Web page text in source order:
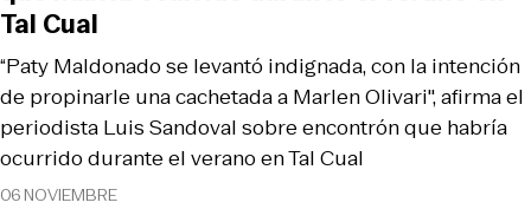
06 NOVIEMBRE
“Paty Maldonado se levantó indignada, con la intención
de propinarle una cachetada a Marlen Olivari", afirma el
periodista Luis Sandoval sobre encontrón que habría
ocurrido durante el verano en Tal Cual
Tal Cual